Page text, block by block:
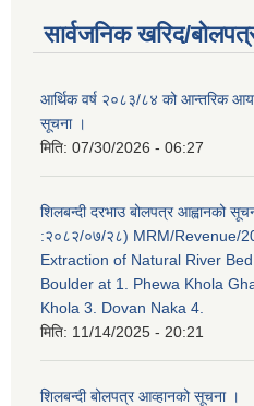
सार्वजनिक खरिद/
आर्थिक वर्ष २०८३/८४ को आन्तरिक
सूचना ।
मिति: 07/30/2026 - 06:27
शिलबन्दी दरभाउ बोलपत्र आह्वानको
:२०८२/०७/२८) MRM/Revenue/
Extraction of Natural River
Boulder at 1. Phewa Khola
Khola 3. Dovan Naka 4.
मिति: 11/14/2025 - 20:21
शिलबन्दी बोलपत्र आव्हानको सूचना ।